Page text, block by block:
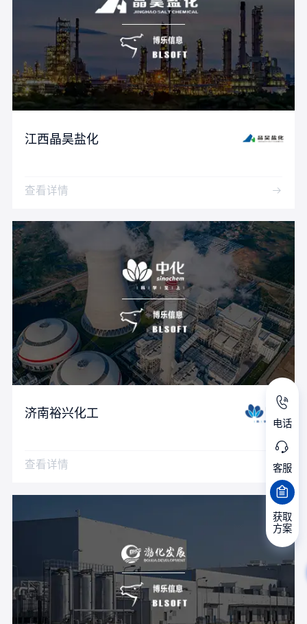
江西晶昊盐化
查看详情
济南裕兴化工
查看详情
电话
客服
获取
方案